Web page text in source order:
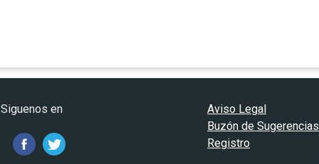
Siguenos en
Aviso Legal
Buzón de Sugerencias
Registro